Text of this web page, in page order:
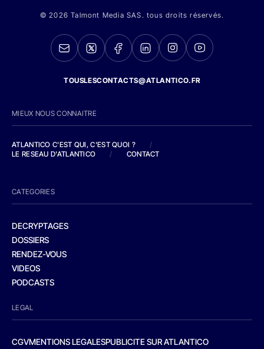
© 2026 Talmont Media SAS. tous droits réservés.
TOUSLESCONTACTS@ATLANTICO.FR
MIEUX NOUS CONNAITRE
ATLANTICO C'EST QUI, C'EST QUOI ?
/
LE RESEAU D'ATLANTICO
/ CONTACT
CATEGORIES
DECRYPTAGES
DOSSIERS
RENDEZ-VOUS
VIDEOS
PODCASTS
LEGAL
CGVMENTIONS LEGALESPUBLICITE SUR ATLANTICO